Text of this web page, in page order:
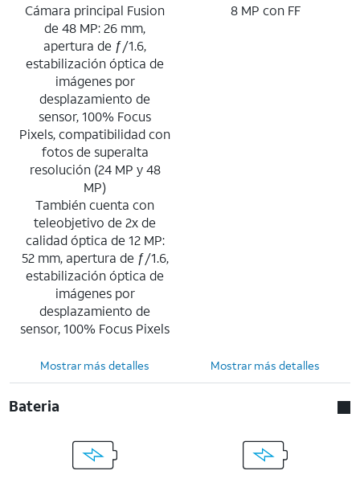
Cámara principal Fusion
de 48 MP: 26 mm,
apertura de ƒ/1.6,
estabilización óptica de
imágenes por
desplazamiento de
sensor, 100% Focus
Pixels, compatibilidad con
fotos de superalta
resolución (24 MP y 48
MP)
También cuenta con
teleobjetivo de 2x de
calidad óptica de 12 MP:
52 mm, apertura de ƒ/1.6,
estabilización óptica de
imágenes por
desplazamiento de
sensor, 100% Focus Pixels
8 MP con FF
Mostrar más detalles Mostrar más detalles
Bateria